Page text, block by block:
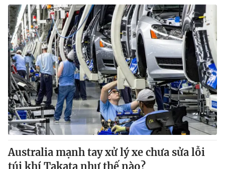
Australia mạnh tay xử lý xe chưa sửa lỗi
túi khí Takata như thế nào?